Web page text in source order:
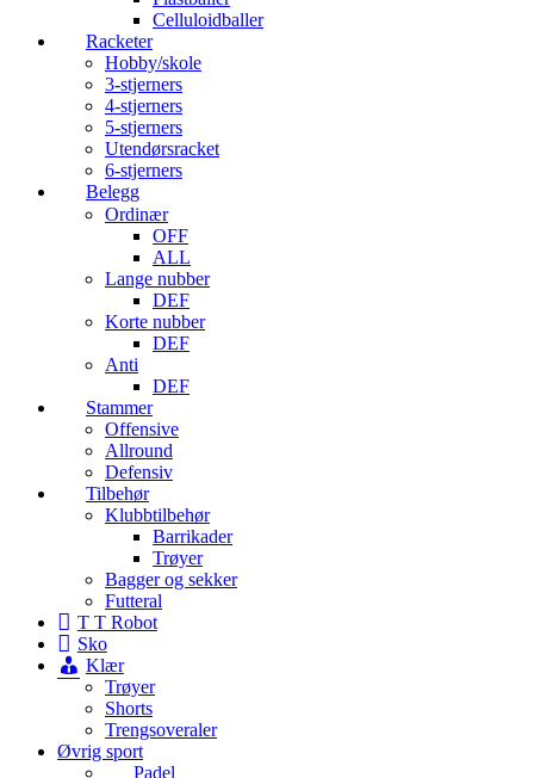
Celluloidballer
Racketer
Hobby/skole
3-stjerners
4-stjerners
5-stjerners
Utendørsracket
6-stjerners
Belegg
Ordinær
OFF
ALL
Lange nubber
DEF
Korte nubber
DEF
Anti
DEF
Stammer
Offensive
Allround
Defensiv
Tilbehør
Klubbtilbehør
Barrikader
Trøyer
Bagger og sekker
Futteral
T T Robot
Sko
Klær
Trøyer
Shorts
Trengsoveraler
Øvrig sport
Padel